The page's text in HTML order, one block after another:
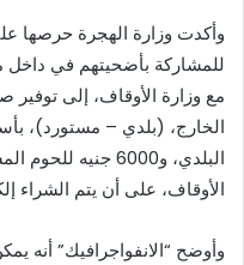
وأكدت وزارة الهجرة حرصها
للمشاركة بأضحيتهم في داخل
مع وزارة الأوقاف، إلى
البلدي، و6000
الأوقاف، على أن يتم الشراء
وأوضح “الانفواجرافيك” أنه